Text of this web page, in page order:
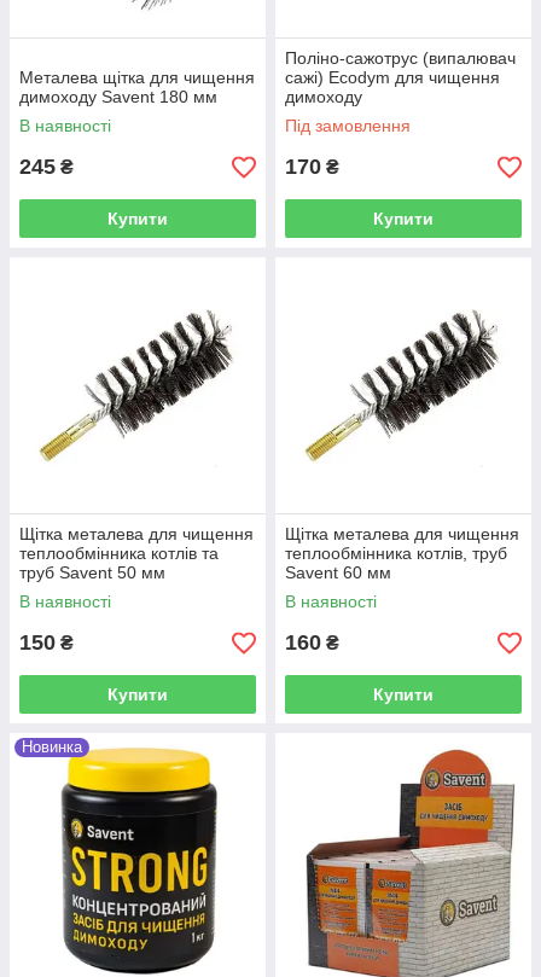
Металева щітка для чищення
димоходу Savent 180 мм
В наявності
245 ₴
Купити
Поліно-сажотрус (випалювач
сажі) Ecodym для чищення
димоходу
Під замовлення
170 ₴
Купити
Щітка металева для чищення
теплообмінника котлів та
труб Savеnt 50 мм
В наявності
150 ₴
Купити
Щітка металева для чищення
теплообмінника котлів, труб
Savent 60 мм
В наявності
160 ₴
Купити
Новинка